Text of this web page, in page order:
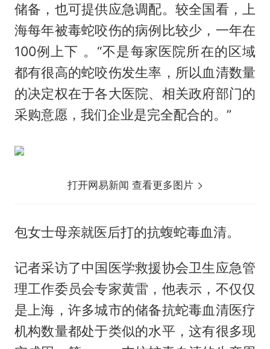
储备，也可提供应急调配。较全国看，上
海每年被毒蛇咬伤的病例比较少，一年在
100例上下 。“不是每家医院所在的区域
都有很高的蛇咬伤发生率，所以血清数量
的决定权在于各大医院、相关政府部门的
采购意愿，我们企业是完全配合的。”
打开网易新闻 查看更多图片
包女士母亲就医后打的抗蝮蛇毒血清。
记者采访了中国医学救援协会卫生应急管
理工作委员会专家黄雷，他表示，不仅仅
是上海，许多城市的储备抗蛇毒血清医疗
机构数量都处于类似的水平，这有很多现